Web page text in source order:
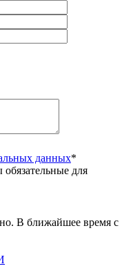
данных*
для
В ближайшее время с